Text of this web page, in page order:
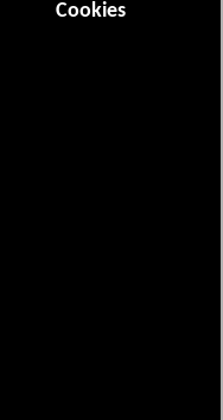
Cookies
obra fue grabada